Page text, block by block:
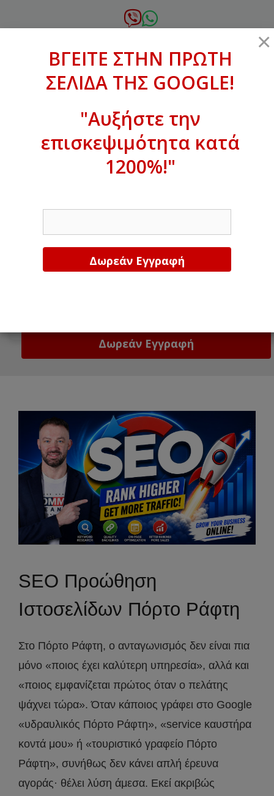
σε
xanthogenous@gmail.com
ΒΓΕΙΤΕ ΣΤΗΝ ΠΡΩΤΗ ΣΕΛΙΔΑ ΤΗΣ
GOOGLE!
SEO Προώθηση
Ιστοσελίδων Πόρτο Ράφτη
Στο Πόρτο Ράφτη, ο ανταγωνισμός δεν είναι πια
μόνο «ποιος έχει καλύτερη υπηρεσία», αλλά και
«ποιος εμφανίζεται πρώτος όταν ο πελάτης
ψάχνει τώρα». Όταν κάποιος γράφει στο Google
«υδραυλικός Πόρτο Ράφτη», «service καυστήρα
κοντά μου» ή «τουριστικό γραφείο Πόρτο
Ράφτη», συνήθως δεν κάνει απλή έρευνα
αγοράς· θέλει λύση άμεσα. Εκεί ακριβώς
×
ΒΓΕΙΤΕ ΣΤΗΝ ΠΡΩΤΗ
ΣΕΛΙΔΑ ΤΗΣ GOOGLE!
"Αυξήστε την
επισκεψιμότητα κατά
1200%!"